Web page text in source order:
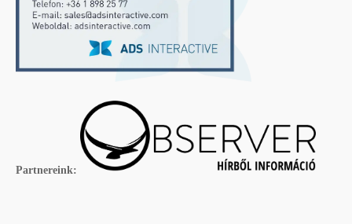
Partnereink: